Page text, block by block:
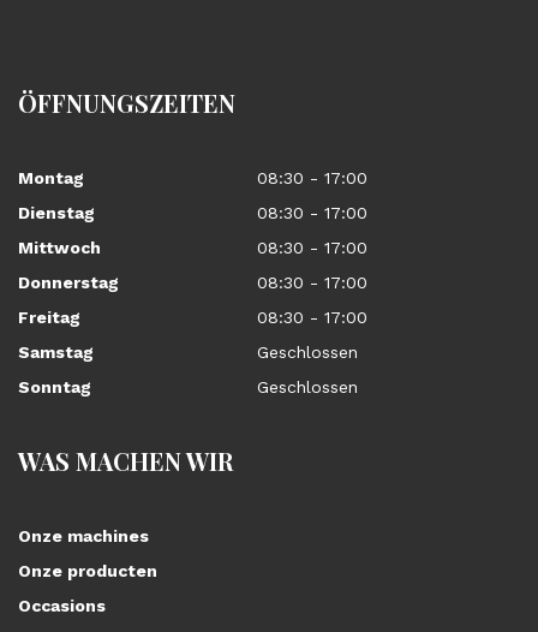
ÖFFNUNGSZEITEN
Montag
08:30 - 17:00
Dienstag
08:30 - 17:00
Mittwoch
08:30 - 17:00
Donnerstag
08:30 - 17:00
Freitag
08:30 - 17:00
Samstag
Geschlossen
Sonntag
Geschlossen
WAS MACHEN WIR
Onze machines
Onze producten
Occasions